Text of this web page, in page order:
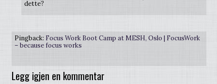
dette?
Pingback: Focus Work Boot Camp at MESH, Oslo | FocusWork
– because focus works
Legg igjen en kommentar